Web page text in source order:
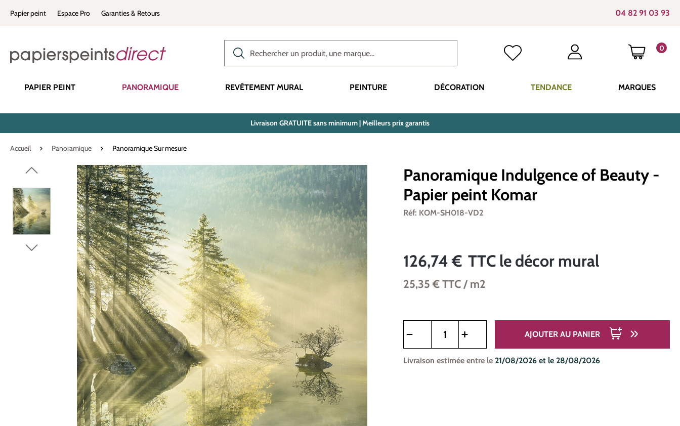
Passer à la navigation principale
Papier peint Espace Pro Garanties & Retours 04 82 91 03 93
0
LE
PAPIER PEINT PANORAMIQUE REVÊTEMENT MURAL PEINTURE DÉCORATION TENDANCE MARQUES
Livraison GRATUITE sans minimum | Meilleurs prix garantis
Accueil Panoramique Panoramique Sur mesure
Ignorer la galerie d'images
Panoramique Indulgence of Beauty -
Papier peint Komar
Réf: KOM-SH018-VD2
126,74 € TTC le décor mural
25,35 €TTC/ m2
AJOUTER AU PANIER
Livraison estimée entre le 21/08/2026 et le 28/08/2026